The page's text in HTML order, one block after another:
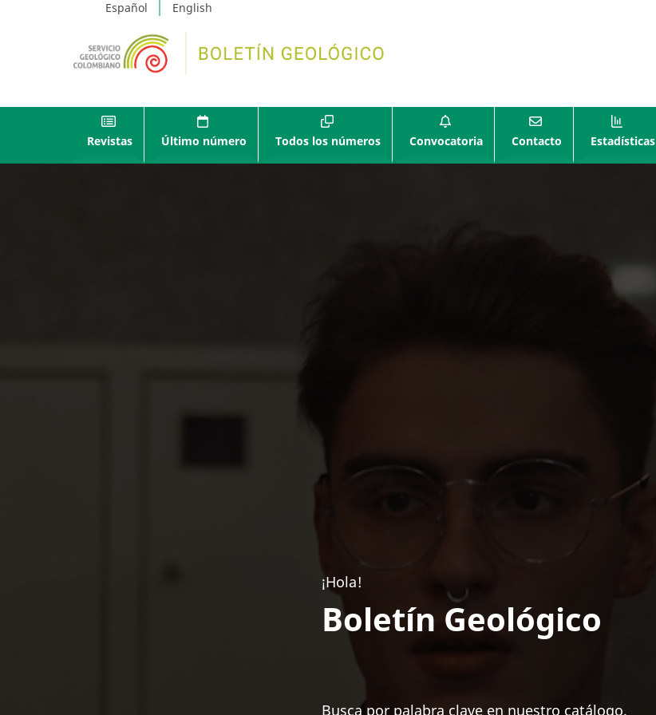
Español English
Revistas Último número Todos los números Convocatoria Contacto Estadísticas
¡Hola!
Boletín Geológico
Busca por palabra clave en nuestro catálogo.